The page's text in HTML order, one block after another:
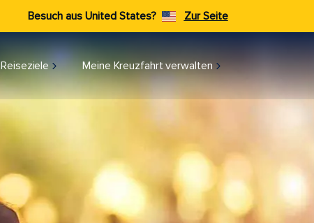
Besuch aus United States? Zur Seite
Reiseziele​ Meine Kreuzfahrt verwalten